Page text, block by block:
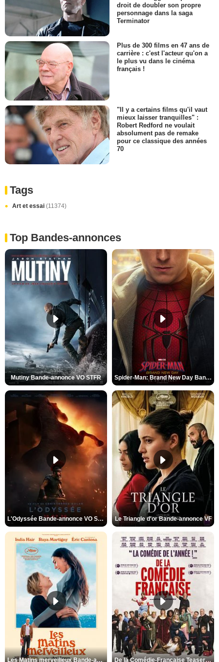
droit de doubler son propre
personnage dans la saga
Terminator
Plus de 300 films en 47 ans de
carrière : c'est l'acteur qu'on a
le plus vu dans le cinéma
français !
"Il y a certains films qu'il vaut
mieux laisser tranquilles" :
Robert Redford ne voulait
absolument pas de remake
pour ce classique des années
70
Tags
Art et essai (11374)
Top Bandes-annonces
Mutiny Bande-annonce VO STFR Spider-Man: Brand New Day Bande-annonce VO STFR
L'Odyssée Bande-annonce VO STFR Le Triangle d'or Bande-annonce VF
Les Matins merveilleux Bande-annonce VF De la Comédie-Française Teaser VF